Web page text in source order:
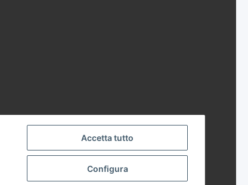
Accetta tutto
Configura